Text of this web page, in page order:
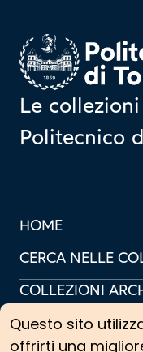
Questo sito
offrirti una
Homepage
Le
Politecnico
HOME
CERCA NELLE
COLLEZIONI
COLLEZIONI